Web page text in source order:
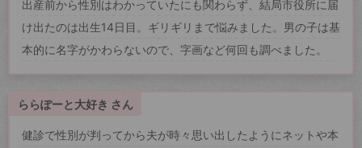
出産前から性別はわかっていたにも関わらず、結局市役所に届
け出たのは出生14日目。ギリギリまで悩みました。男の子は基
本的に名字がかわらないので、字画など何回も調べました。
ららぽーと大好き さん
健診で性別が判ってから夫が時々思い出したようにネットや本